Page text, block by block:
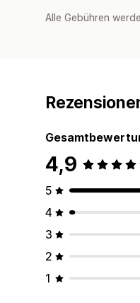
Alle Gebühren
4,9
5
4
3
2
1